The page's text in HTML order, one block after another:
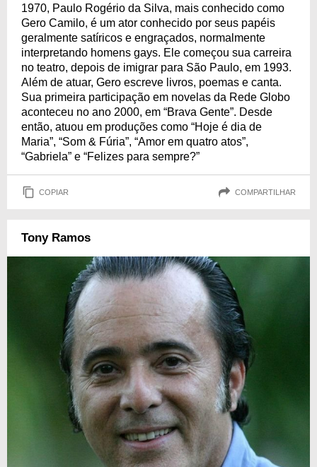
1970, Paulo Rogério da Silva, mais conhecido como
Gero Camilo, é um ator conhecido por seus papéis
geralmente satíricos e engraçados, normalmente
interpretando homens gays. Ele começou sua carreira
no teatro, depois de imigrar para São Paulo, em 1993.
Além de atuar, Gero escreve livros, poemas e canta.
Sua primeira participação em novelas da Rede Globo
aconteceu no ano 2000, em “Brava Gente”. Desde
então, atuou em produções como “Hoje é dia de
Maria”, “Som & Fúria”, “Amor em quatro atos”,
“Gabriela” e “Felizes para sempre?”
COPIAR COMPARTILHAR
Tony Ramos